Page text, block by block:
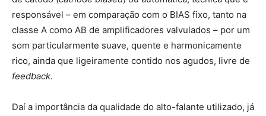
responsável – em comparação com o BIAS fixo, tanto na
classe A como AB de amplificadores valvulados – por um
som particularmente suave, quente e harmonicamente
rico, ainda que ligeiramente contido nos agudos, livre de
feedback.
Daí a importância da qualidade do alto-falante utilizado, já